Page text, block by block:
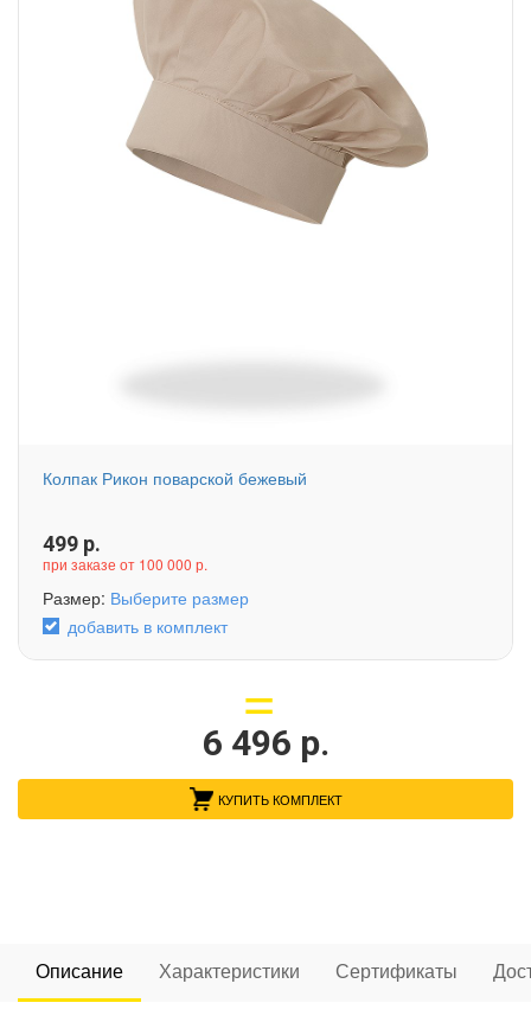
Колпак Рикон поварской бежевый
499 р.
при заказе от 100 000 р.
Размер: Выберите размер
добавить в комплект
6 496 р.
КУПИТЬ КОМПЛЕКТ
Описание Характеристики Сертификаты